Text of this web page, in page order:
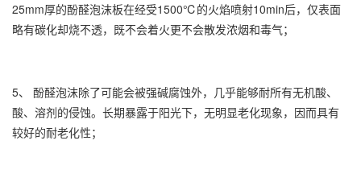
25mm厚的酚醛泡沫板在经受1500℃的火焰喷射10min后，仅表面
略有碳化却烧不透，既不会着火更不会散发浓烟和毒气；
5、 酚醛泡沫除了可能会被强碱腐蚀外，几乎能够耐所有无机酸、
酸、溶剂的侵蚀。长期暴露于阳光下，无明显老化现象，因而具有
较好的耐老化性；